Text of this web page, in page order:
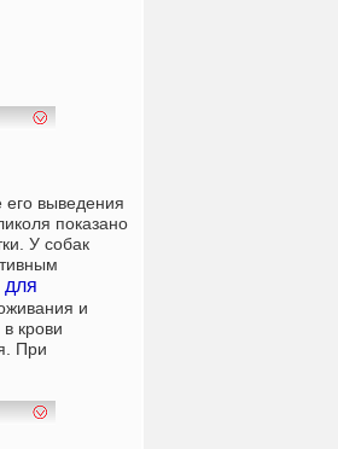
его выведения
показано
У собак
и
крови
При